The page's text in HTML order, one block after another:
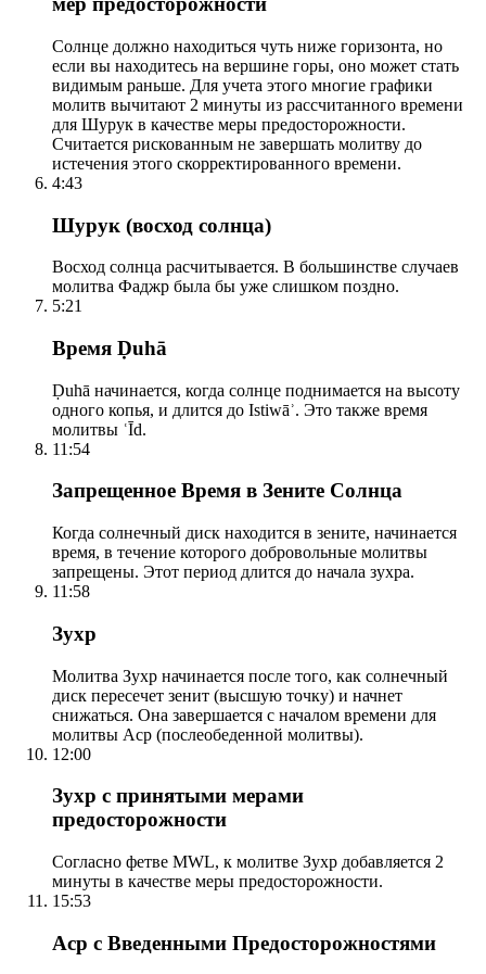
Солнце должно находиться чуть ниже горизонта, но
если вы находитесь на вершине горы, оно может стать
видимым раньше. Для учета этого многие графики
молитв вычитают 2 минуты из рассчитанного времени
для Шурук в качестве меры предосторожности.
Считается рискованным не завершать молитву до
истечения этого скорректированного времени.
4:43
Шурук (восход солнца)
Восход солнца расчитывается. В большинстве случаев
молитва Фаджр была бы уже слишком поздно.
5:21
Время Ḍuhā
Ḍuhā начинается, когда солнце поднимается на высоту
одного копья, и длится до Istiwāʾ. Это также время
молитвы ʿĪd.
11:54
Запрещенное Время в Зените Солнца
Когда солнечный диск находится в зените, начинается
время, в течение которого добровольные молитвы
запрещены. Этот период длится до начала зухра.
11:58
Зухр
Молитва Зухр начинается после того, как солнечный
диск пересечет зенит (высшую точку) и начнет
снижаться. Она завершается с началом времени для
молитвы Аср (послеобеденной молитвы).
12:00
Зухр с принятыми мерами
предосторожности
Согласно фетве MWL, к молитве Зухр добавляется 2
минуты в качестве меры предосторожности.
15:53
Аср с Введенными Предосторожностями